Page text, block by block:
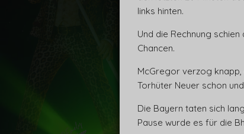
links hinten.
Und die Rechnung
Chancen.
McGregor verzog
Torhüter Neuer schon
Die Bayern taten sich
Pause wurde es für die